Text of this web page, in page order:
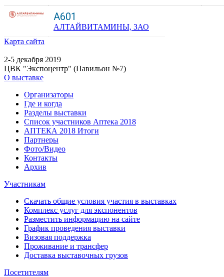
A601
АЛТАЙВИТАМИНЫ, ЗАО
Карта сайта
2-5 декабря 2019
ЦВК "Экспоцентр" (Павильон №7)
О выставке
Организаторы
Где и когда
Разделы выставки
Список участников Аптека 2018
АПТЕКА 2018 Итоги
Партнеры
Фото/Видео
Контакты
Архив
Участникам
Скачать общие условия участия в выставках
Комплекс услуг для экспонентов
Разместить информацию на сайте
График проведения выставки
Визовая поддержка
Проживание и трансфер
Доставка выставочных грузов
Посетителям